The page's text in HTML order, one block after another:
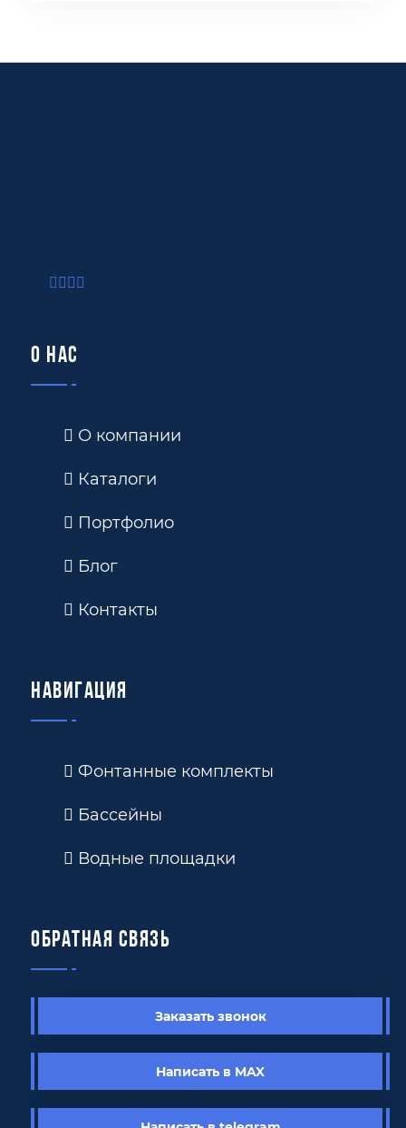
О нас
О компании
Каталоги
Портфолио
Блог
Контакты
Навигация
Фонтанные комплекты
Бассейны
Водные площадки
Обратная связь
Заказать звонок
Написать в MAX